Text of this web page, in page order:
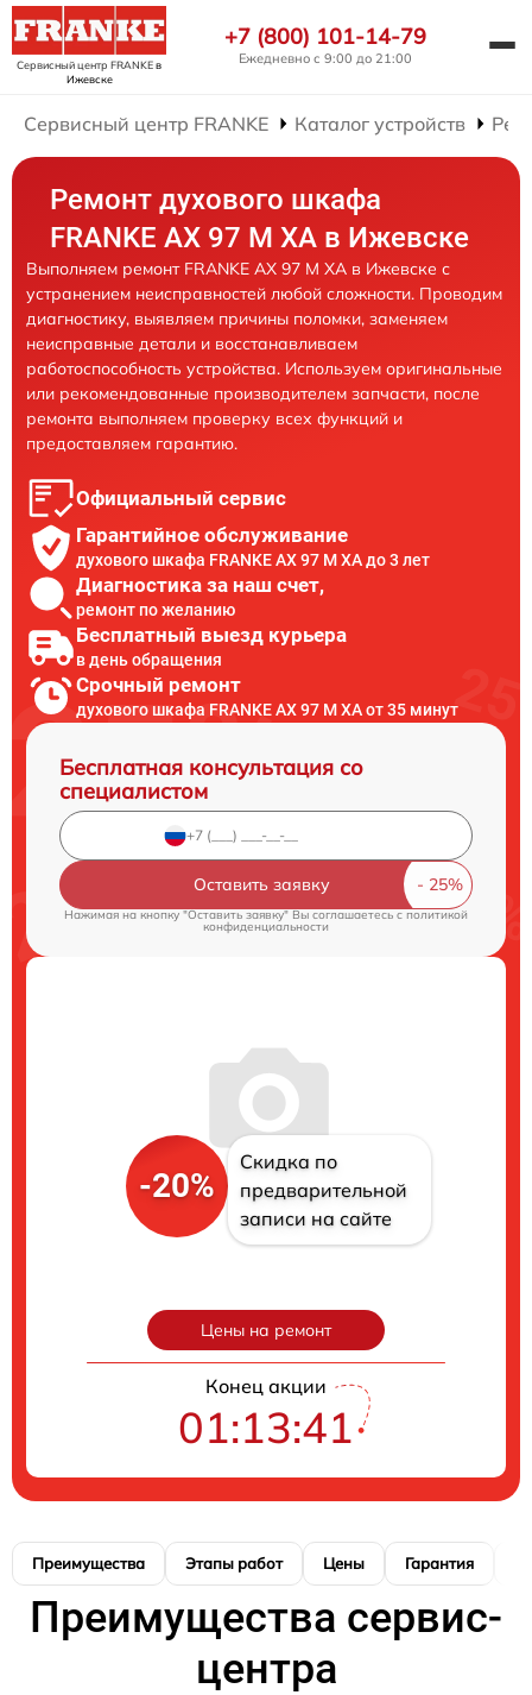
Сервисный центр FRANKEв
Ижевске
+7 (800) 101-14-79
Ежедневно с 9:00 до 21:00
Сервисный центр FRANKE Каталог устройств
Ремонт духового шкафа
FRANKE AX 97 M XA в Ижевске
Выполняем ремонт FRANKE AX 97 M XA в Ижевске с
устранением неисправностей любой сложности. Проводим
диагностику, выявляем причины поломки, заменяем
неисправные детали и восстанавливаем
работоспособность устройства. Используем оригинальные
или рекомендованные производителем запчасти, после
ремонта выполняем проверку всех функций и
предоставляем гарантию.
Официальный сервис
Гарантийное обслуживание
духового шкафа FRANKE AX 97 M XA до 3 лет
Диагностика за наш счет,
ремонт по желанию
Бесплатный выезд курьера
в день обращения
Срочный ремонт
духового шкафа FRANKE AX 97 M XA от 35 минут
Бесплатная консультация со
специалистом
Оставить заявку
Нажимая на кнопку "Оставить заявку" Вы соглашаетесь cполитикой
конфиденциальности
-20%
Скидка по
предварительной
записи на сайте
Цены на ремонт
Конец акции
01:13:40
Преимущества Этапы работ Цены Гарантия
Преимущества сервис-
центра